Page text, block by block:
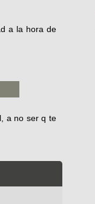
a la hora de
a no ser q te